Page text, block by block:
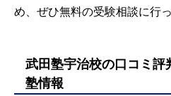
県
県
山形校
め、ぜひ無料の受験相談に行
武田塾宇治校の口コミ評
塾情報